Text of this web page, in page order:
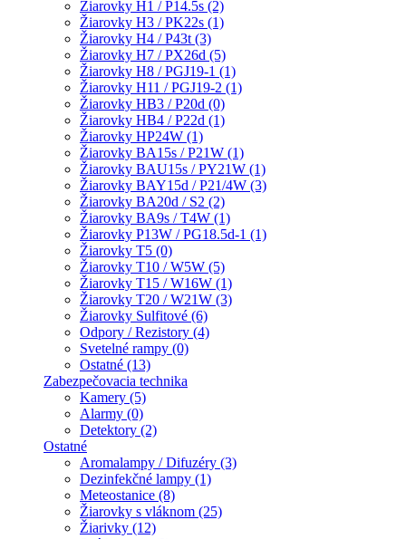
Žiarovky H1 / P14.5s (2)
Žiarovky H3 / PK22s (1)
Žiarovky H4 / P43t (3)
Žiarovky H7 / PX26d (5)
Žiarovky H8 / PGJ19-1 (1)
Žiarovky H11 / PGJ19-2 (1)
Žiarovky HB3 / P20d (0)
Žiarovky HB4 / P22d (1)
Žiarovky HP24W (1)
Žiarovky BA15s / P21W (1)
Žiarovky BAU15s / PY21W (1)
Žiarovky BAY15d / P21/4W (3)
Žiarovky BA20d / S2 (2)
Žiarovky BA9s / T4W (1)
Žiarovky P13W / PG18.5d-1 (1)
Žiarovky T5 (0)
Žiarovky T10 / W5W (5)
Žiarovky T15 / W16W (1)
Žiarovky T20 / W21W (3)
Žiarovky Sulfitové (6)
Odpory / Rezistory (4)
Svetelné rampy (0)
Ostatné (13)
Zabezpečovacia technika
Kamery (5)
Alarmy (0)
Detektory (2)
Ostatné
Aromalampy / Difuzéry (3)
Dezinfekčné lampy (1)
Meteostanice (8)
Žiarovky s vláknom (25)
Žiarivky (12)